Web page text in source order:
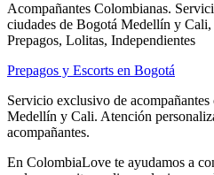
Acompañantes Colombianas.
ciudades de Bogotá Medellín y
Prepagos, Lolitas, Independientes
Prepagos y Escorts en Bogotá
Servicio exclusivo de
Medellín y Cali. Atención
acompañantes.
En ColombiaLove te ayudamos a